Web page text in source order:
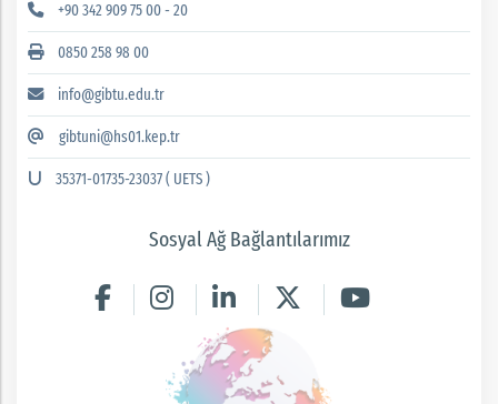
+90 342 909 75 00 - 20
0850 258 98 00
info@gibtu.edu.tr
gibtuni@hs01.kep.tr
35371-01735-23037 ( UETS )
Sosyal Ağ Bağlantılarımız